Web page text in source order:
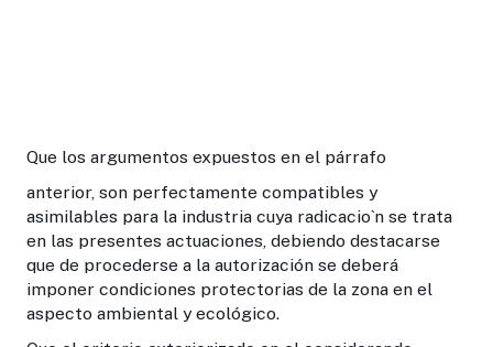
Que los argumentos expuestos en el párrafo
anterior, son perfectamente compatibles y
asimilables para la industria cuya radicacio`n se trata
en las presentes actuaciones, debiendo destacarse
que de procederse a la autorización se deberá
imponer condiciones protectorias de la zona en el
aspecto ambiental y ecológico.